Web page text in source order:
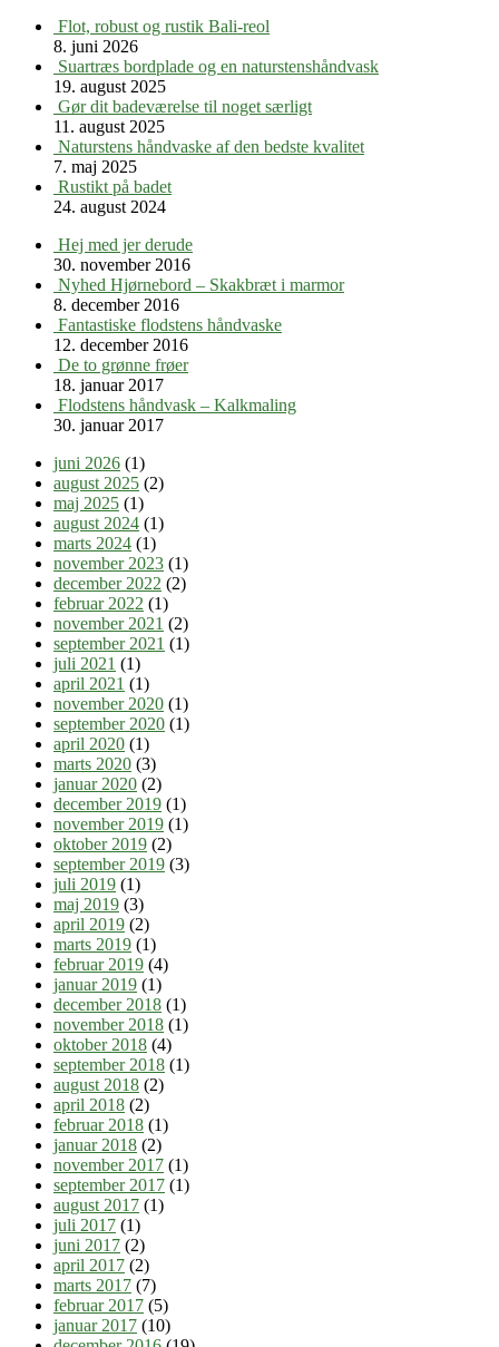
Flot, robust og rustik Bali-reol
8. juni 2026
Suartræs bordplade og en naturstenshåndvask
19. august 2025
Gør dit badeværelse til noget særligt
11. august 2025
Naturstens håndvaske af den bedste kvalitet
7. maj 2025
Rustikt på badet
24. august 2024
Hej med jer derude
30. november 2016
Nyhed Hjørnebord – Skakbræt i marmor
8. december 2016
Fantastiske flodstens håndvaske
12. december 2016
De to grønne frøer
18. januar 2017
Flodstens håndvask – Kalkmaling
30. januar 2017
juni 2026 (1)
august 2025 (2)
maj 2025 (1)
august 2024 (1)
marts 2024 (1)
november 2023 (1)
december 2022 (2)
februar 2022 (1)
november 2021 (2)
september 2021 (1)
juli 2021 (1)
april 2021 (1)
november 2020 (1)
september 2020 (1)
april 2020 (1)
marts 2020 (3)
januar 2020 (2)
december 2019 (1)
november 2019 (1)
oktober 2019 (2)
september 2019 (3)
juli 2019 (1)
maj 2019 (3)
april 2019 (2)
marts 2019 (1)
februar 2019 (4)
januar 2019 (1)
december 2018 (1)
november 2018 (1)
oktober 2018 (4)
september 2018 (1)
august 2018 (2)
april 2018 (2)
februar 2018 (1)
januar 2018 (2)
november 2017 (1)
september 2017 (1)
august 2017 (1)
juli 2017 (1)
juni 2017 (2)
april 2017 (2)
marts 2017 (7)
februar 2017 (5)
januar 2017 (10)